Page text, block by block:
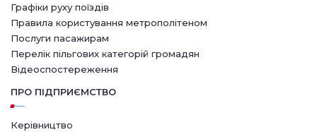
Графіки руху поїздів
Правила користування метрополітеном
Послуги пасажирам
Перелік пільгових категорій громадян
Відеоспостереження
ПРО ПІДПРИЄМСТВО
Керівництво